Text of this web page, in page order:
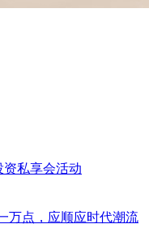
资私享会活动
万点，应顺应时代潮流